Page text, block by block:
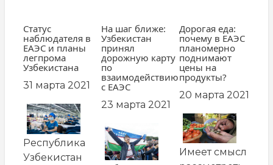
Статус
наблюдателя в
ЕАЭС и планы
легпрома
Узбекистана
31 марта 2021
заглавная
картинка
Республика
Узбекистан
На шаг ближе:
Узбекистан
принял
дорожную карту
по
взаимодействию
с ЕАЭС
23 марта 2021
заглавная
картинка
Дорогая еда:
почему в ЕАЭС
планомерно
поднимают
цены на
продукты?
20 марта 2021
заглавная
картинка
Имеет смысл